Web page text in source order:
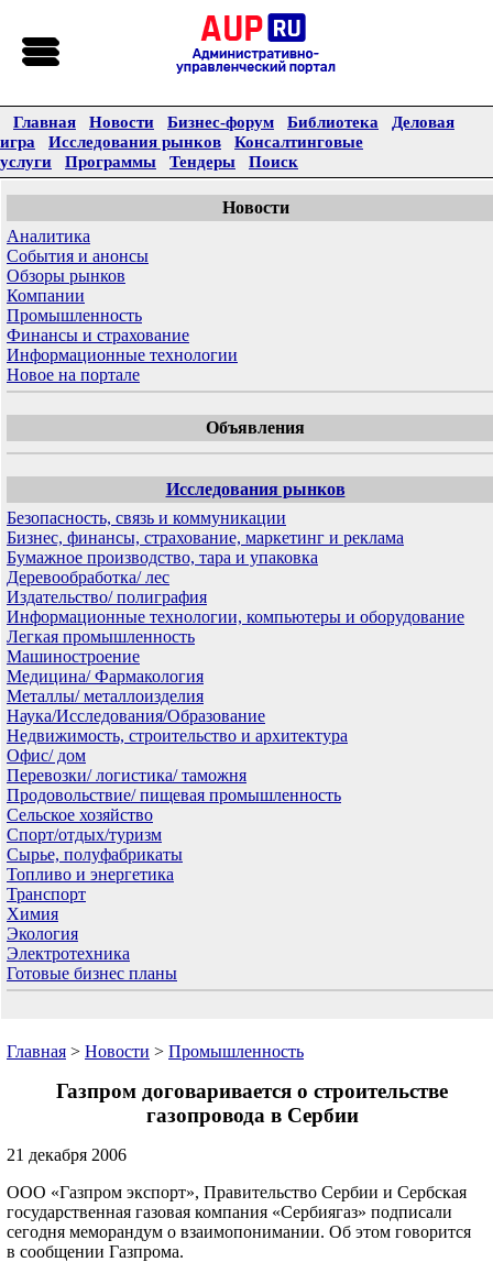
Главная Новости Бизнес-форум Библиотека
Деловая
игра
Исследования рынков
Консалтинговые
услуги
Программы Тендеры Поиск
Новости
Аналитика
События и анонсы
Обзоры рынков
Компании
Промышленность
Финансы и страхование
Информационные технологии
Новое на портале
Объявления
Исследования рынков
Безопасность, связь и коммуникации
Бизнес, финансы, страхование, маркетинг и реклама
Бумажное производство, тара и упаковка
Деревообработка/ лес
Издательство/ полиграфия
Информационные технологии, компьютеры и оборудование
Легкая промышленность
Машиностроение
Медицина/ Фармакология
Металлы/ металлоизделия
Наука/Исследования/Образование
Недвижимость, строительство и архитектура
Офис/ дом
Перевозки/ логистика/ таможня
Продовольствие/ пищевая промышленность
Сельское хозяйство
Спорт/отдых/туризм
Сырье, полуфабрикаты
Топливо и энергетика
Транспорт
Химия
Экология
Электротехника
Готовые бизнес планы
Главная > Новости > Промышленность
Газпром договаривается о строительстве
газопровода в Сербии
21 декабря 2006
ООО «Газпром экспорт», Правительство Сербии и Сербская
государственная газовая компания «Сербиягаз» подписали
сегодня меморандум о взаимопонимании. Об этом говорится
в сообщении Газпрома.